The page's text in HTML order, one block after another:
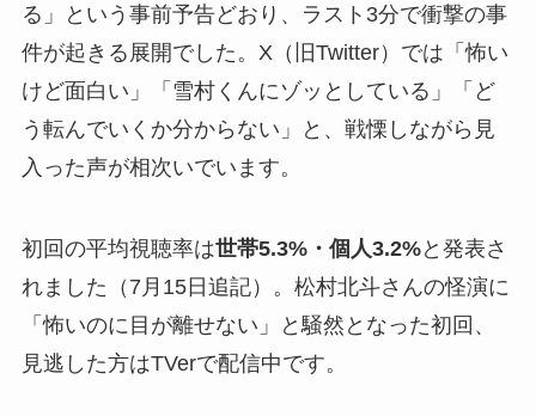
る」という事前予告どおり、ラスト3分で衝撃の事
件が起きる展開でした。X（旧Twitter）では「怖い
けど面白い」「雪村くんにゾッとしている」「ど
う転んでいくか分からない」と、戦慄しながら見
入った声が相次いでいます。
初回の平均視聴率は世帯5.3%・個人3.2%と発表さ
れました（7月15日追記）。松村北斗さんの怪演に
「怖いのに目が離せない」と騒然となった初回、
見逃した方はTVerで配信中です。